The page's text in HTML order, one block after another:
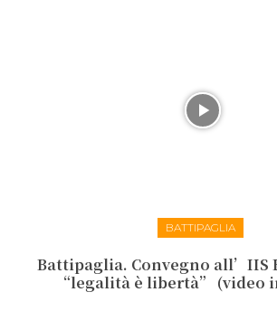
BATTIPAGLIA
Battipaglia. Convegno all’IIS
“legalità è libertà” (video